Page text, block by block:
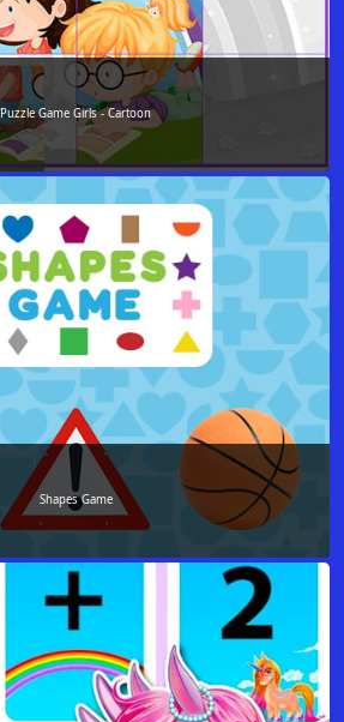
Puzzle Game Girls - Cartoon
Shapes Game